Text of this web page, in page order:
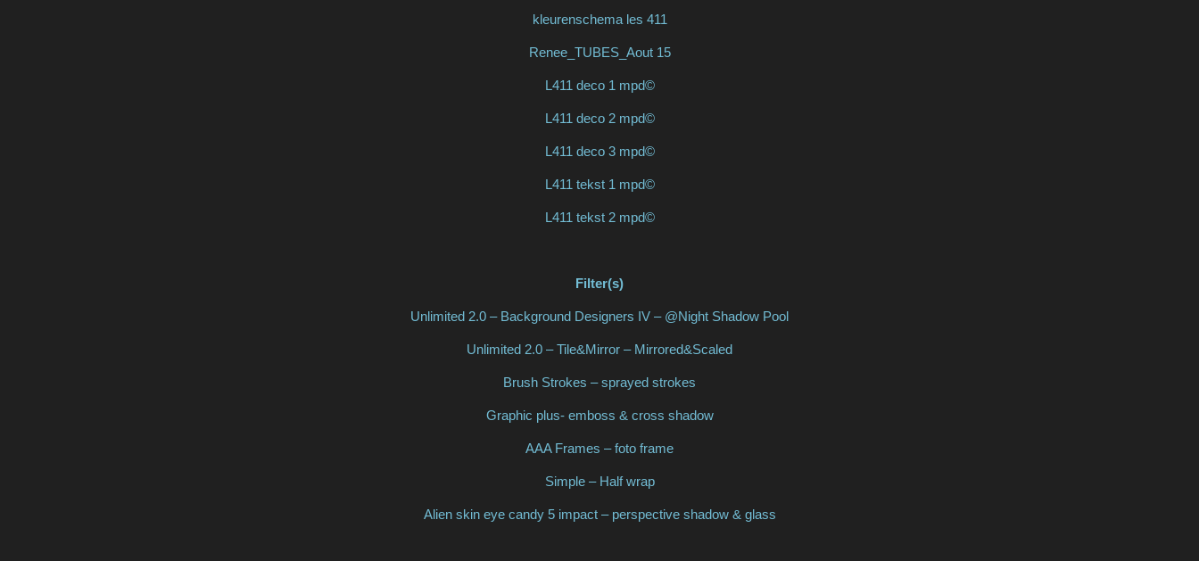
kleurenschema les 411
Renee_TUBES_Aout 15
L411 deco 1 mpd©
L411 deco 2 mpd©
L411 deco 3 mpd©
L411 tekst 1 mpd©
L411 tekst 2 mpd©
Filter(s)
Unlimited 2.0 – Background Designers IV – @Night Shadow Pool
Unlimited 2.0 – Tile&Mirror – Mirrored&Scaled
Brush Strokes – sprayed strokes
Graphic plus- emboss & cross shadow
AAA Frames – foto frame
Simple – Half wrap
Alien skin eye candy 5 impact – perspective shadow & glass